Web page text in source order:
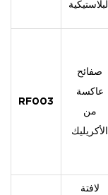
البلاستيكية
RF003
صفائح
عاكسة
من
الأكريليك
لافتة